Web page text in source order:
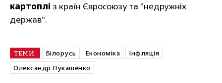
картоплі з країн Євросоюзу та "недружніх
держав".
ТЕМИ: Білорусь Економіка
Інфляція
Олександр Лукашенко